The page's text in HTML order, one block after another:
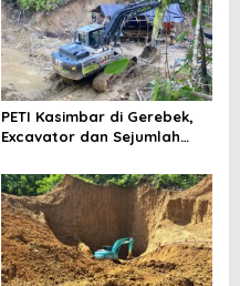
PETI Kasimbar di Gerebek,
Excavator dan Sejumlah
Polisi